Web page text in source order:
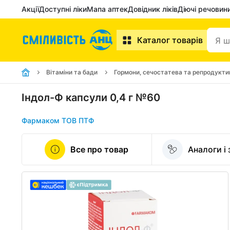
АкціїДоступні лікиМапа аптекДовідник ліківДіючі
Каталог товарів
Вітаміни та бади Гормони, сечостатева та
Індол-Ф капсули 0,4 г №60
Фармаком ТОВ ПТФ
Все про товар Аналоги і